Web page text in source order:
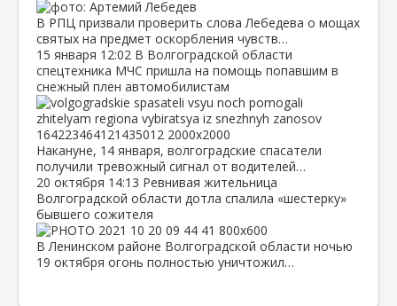
В РПЦ призвали проверить слова Лебедева о мощах
святых на предмет оскорбления чувств…
15 января 12:02 В Волгоградской области
спецтехника МЧС пришла на помощь попавшим в
снежный плен автомобилистам
Накануне, 14 января, волгоградские спасатели
получили тревожный сигнал от водителей…
20 октября 14:13 Ревнивая жительница
Волгоградской области дотла спалила «шестерку»
бывшего сожителя
В Ленинском районе Волгоградской области ночью
19 октября огонь полностью уничтожил…